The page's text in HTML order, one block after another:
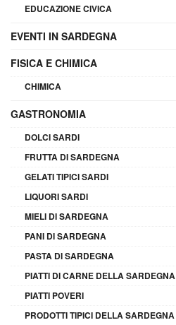
EDUCAZIONE CIVICA
EVENTI IN SARDEGNA
FISICA E CHIMICA
CHIMICA
GASTRONOMIA
DOLCI SARDI
FRUTTA DI SARDEGNA
GELATI TIPICI SARDI
LIQUORI SARDI
MIELI DI SARDEGNA
PANI DI SARDEGNA
PASTA DI SARDEGNA
PIATTI DI CARNE DELLA SARDEGNA
PIATTI POVERI
PRODOTTI TIPICI DELLA SARDEGNA